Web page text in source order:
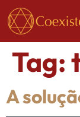
Tag:
A